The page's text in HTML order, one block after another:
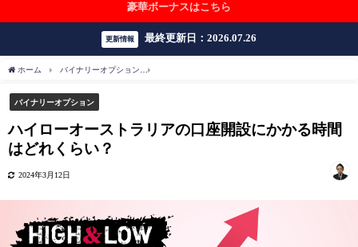
豪華ボーナスはこちら
更新情報 最終更新日：2026.07.26
ホーム バイナリーオプション
バイナリーオプション
ハイローオーストラリアの口座開設にかかる時間
はどれくらい？
2024年3月12日